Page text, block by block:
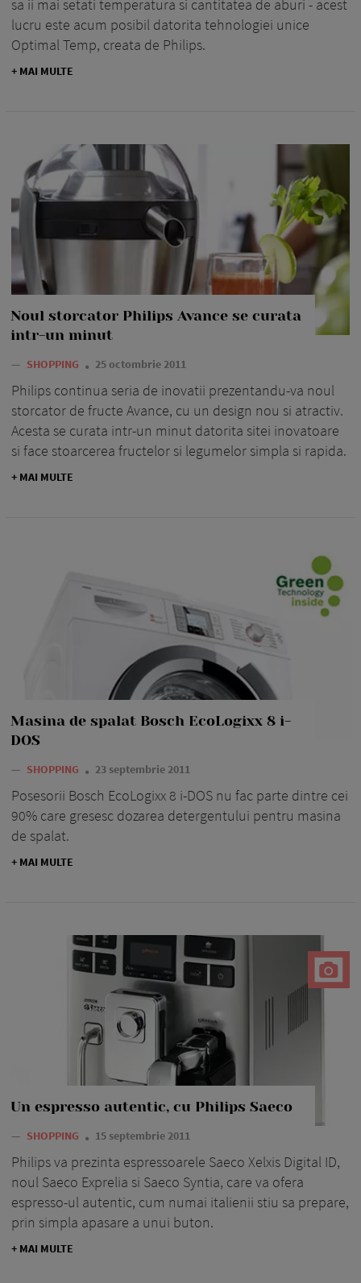
sa ii mai setati temperatura si cantitatea de aburi - acest
lucru este acum posibil datorita tehnologiei unice
Optimal Temp, creata de Philips.
+ MAI MULTE
Noul storcator Philips Avance se curata
intr-un minut
— SHOPPING 25 octombrie 2011
Philips continua seria de inovatii prezentandu-va noul
storcator de fructe Avance, cu un design nou si atractiv.
Acesta se curata intr-un minut datorita sitei inovatoare
si face stoarcerea fructelor si legumelor simpla si rapida.
+ MAI MULTE
Masina de spalat Bosch EcoLogixx 8 i-
DOS
— SHOPPING 23 septembrie 2011
Posesorii Bosch EcoLogixx 8 i-DOS nu fac parte dintre cei
90% care gresesc dozarea detergentului pentru masina
de spalat.
+ MAI MULTE
Un espresso autentic, cu Philips Saeco
— SHOPPING 15 septembrie 2011
Philips va prezinta espressoarele Saeco Xelxis Digital ID,
noul Saeco Exprelia si Saeco Syntia, care va ofera
espresso-ul autentic, cum numai italienii stiu sa prepare,
prin simpla apasare a unui buton.
+ MAI MULTE